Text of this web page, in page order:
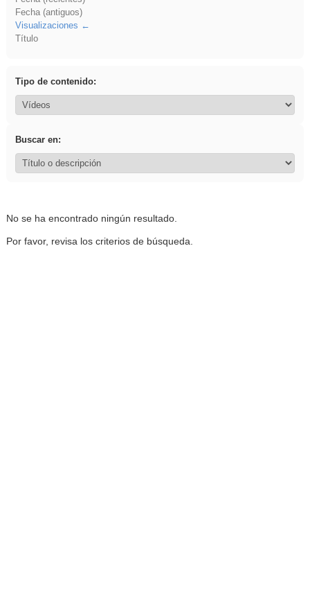
Fecha (antiguos)
Visualizaciones
Título
Tipo de contenido:
Buscar en:
No se ha encontrado ningún resultado.
Por favor, revisa los criterios de búsqueda.